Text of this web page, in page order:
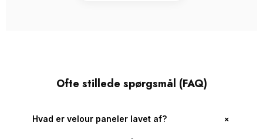
Ofte stillede spørgsmål (FAQ)
Hvad er velour paneler lavet af? ＋